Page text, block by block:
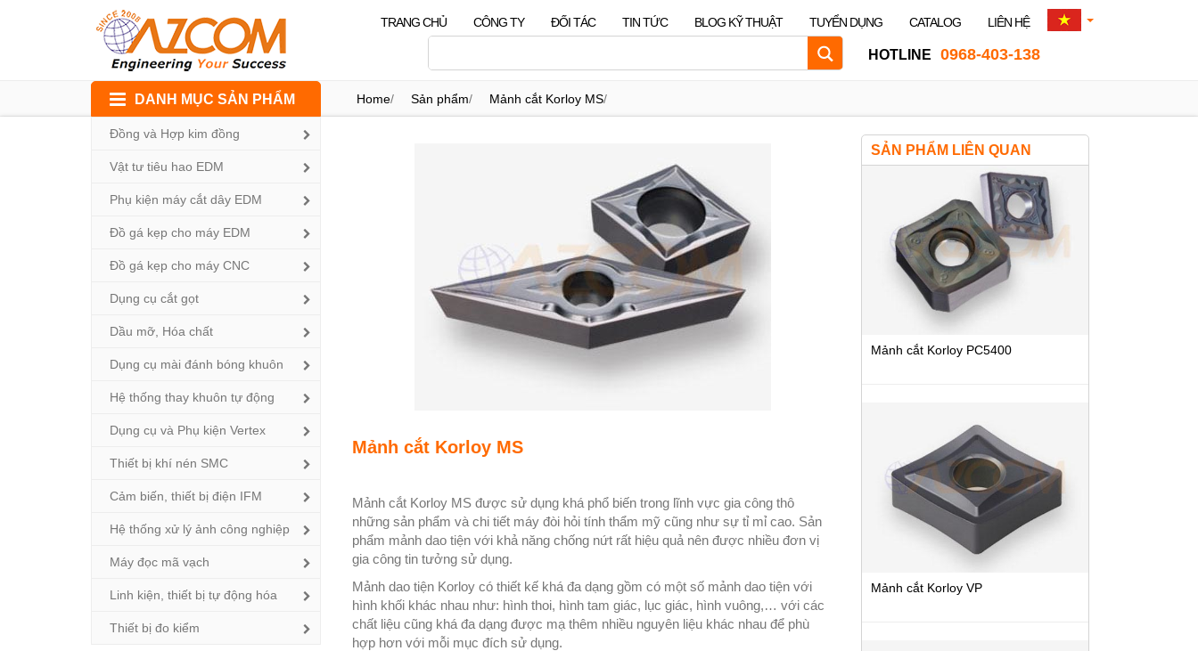
content
TRANG CHỦ CÔNG TY ĐỐI TÁC TIN TỨC BLOG KỸ THUẬT TUYỂN DỤNG CATALOG LIÊN HỆ
HOTLINE 0968-403-138
Home/ Sản phẩm/ Mảnh cắt Korloy MS/
DANH MỤC SẢN PHẨM
Đồng và Hợp kim đồng
Vật tư tiêu hao EDM
Phụ kiện máy cắt dây EDM
Đồ gá kẹp cho máy EDM
Đồ gá kẹp cho máy CNC
Dụng cụ cắt gọt
Dầu mỡ, Hóa chất
Dụng cụ mài đánh bóng khuôn
Hệ thống thay khuôn tự động
Dụng cụ và Phụ kiện Vertex
Thiết bị khí nén SMC
Cảm biến, thiết bị điện IFM
Hệ thống xử lý ảnh công nghiệp
Máy đọc mã vạch
Linh kiện, thiết bị tự động hóa
Thiết bị đo kiểm
Mảnh cắt Korloy MS
Mảnh cắt Korloy MS được sử dụng khá phổ biến trong lĩnh vực gia công thô
những sản phẩm và chi tiết máy đòi hỏi tính thẩm mỹ cũng như sự tỉ mỉ cao. Sản
phẩm mảnh dao tiện với khả năng chống nứt rất hiệu quả nên được nhiều đơn vị
gia công tin tưởng sử dụng.
Mảnh dao tiện Korloy có thiết kế khá đa dạng gồm có một số mảnh dao tiện với
hình khối khác nhau như: hình thoi, hình tam giác, lục giác, hình vuông,… với các
chất liệu cũng khá đa dạng được mạ thêm nhiều nguyên liệu khác nhau để phù
hợp hơn với mỗi mục đích sử dụng.
SẢN PHẨM LIÊN QUAN
Mảnh cắt Korloy PC5400
Mảnh cắt Korloy VP